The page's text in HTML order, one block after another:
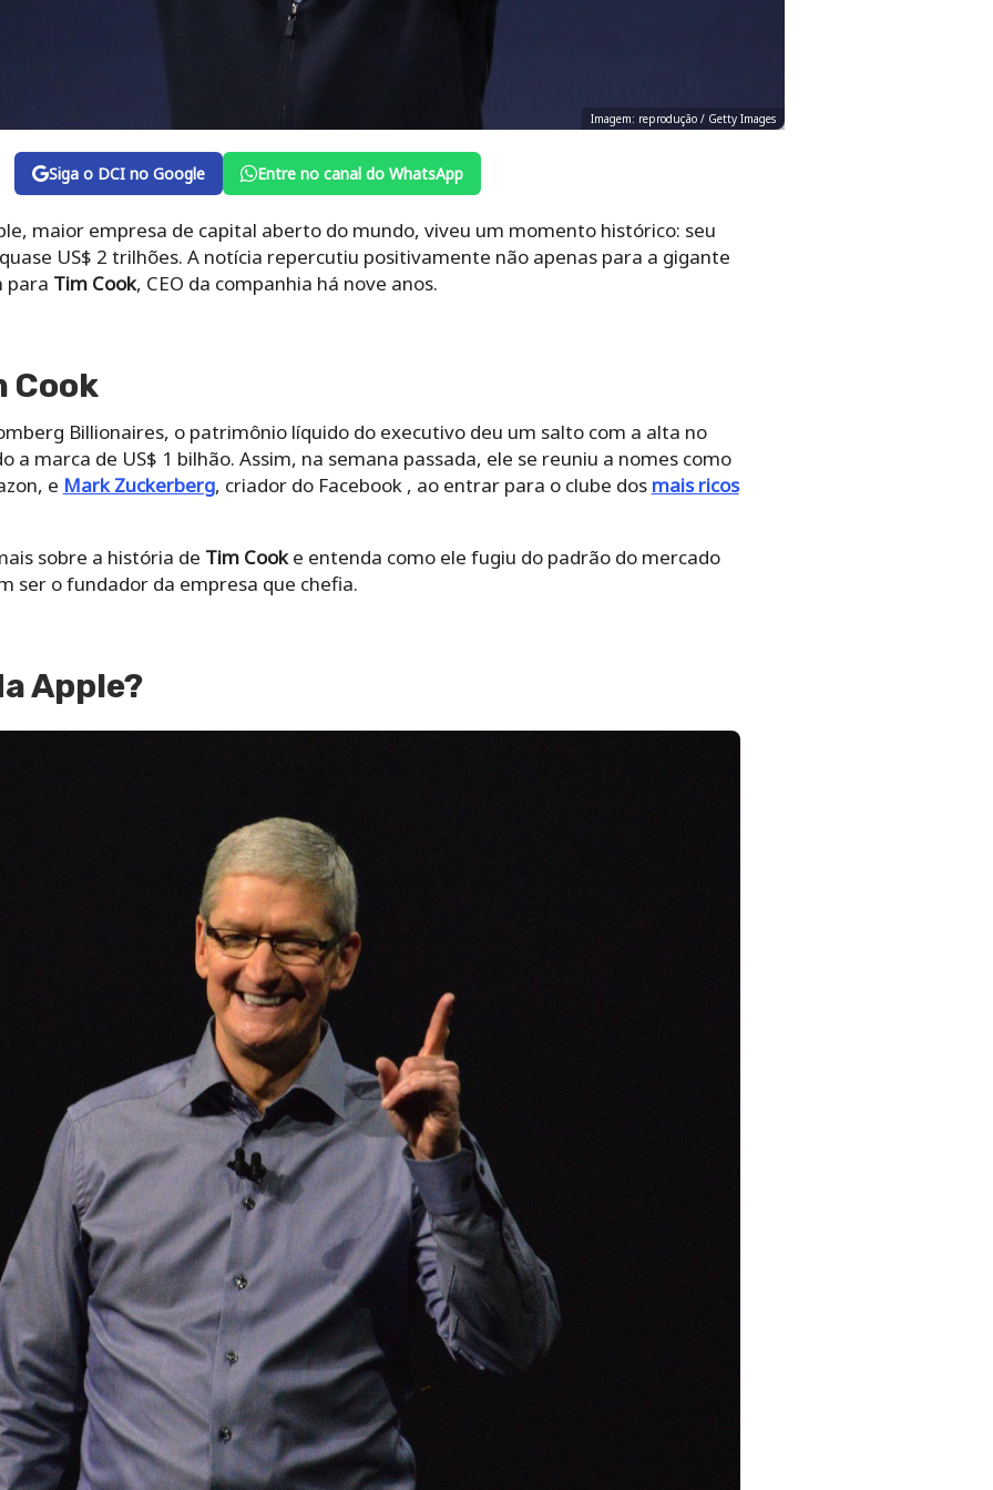
Imagem: reprodução / Getty Images
Siga o DCI no Google Entre no canal do WhatsApp
maior empresa de capital aberto do mundo, viveu um momento histórico: seu
US$ 2 trilhões. A notícia repercutiu positivamente não apenas para a gigante
para Tim Cook, CEO da companhia há nove anos.
Cook
Billionaires, o patrimônio líquido do executivo deu um salto com a alta no
a marca de US$ 1 bilhão. Assim, na semana passada, ele se reuniu a nomes como
e Mark Zuckerberg, criador do Facebook , ao entrar para o clube dos mais ricos
sobre a história de Tim Cooke entenda como ele fugiu do padrão do mercado
ser o fundador da empresa que chefia.
Apple?